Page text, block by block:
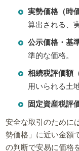
実勢価格（時
算出される、
公示価格・基
準的な価格。
相続税評価額
用いられる土
固定資産税評
安全な取引のために
勢価格」に近い金額
の判断で安易に価格